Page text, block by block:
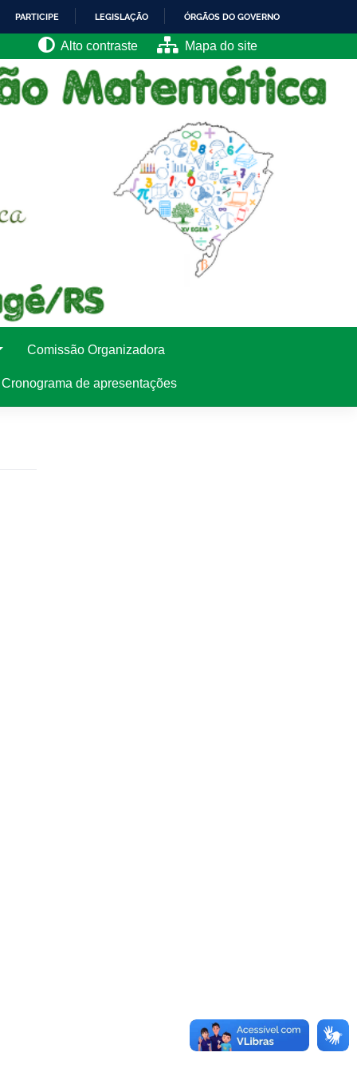
PARTICIPE LEGISLAÇÃO ÓRGÃOS DO GOVERNO
Alto contraste Mapa do site
Comissão Organizadora
Cronograma de apresentações